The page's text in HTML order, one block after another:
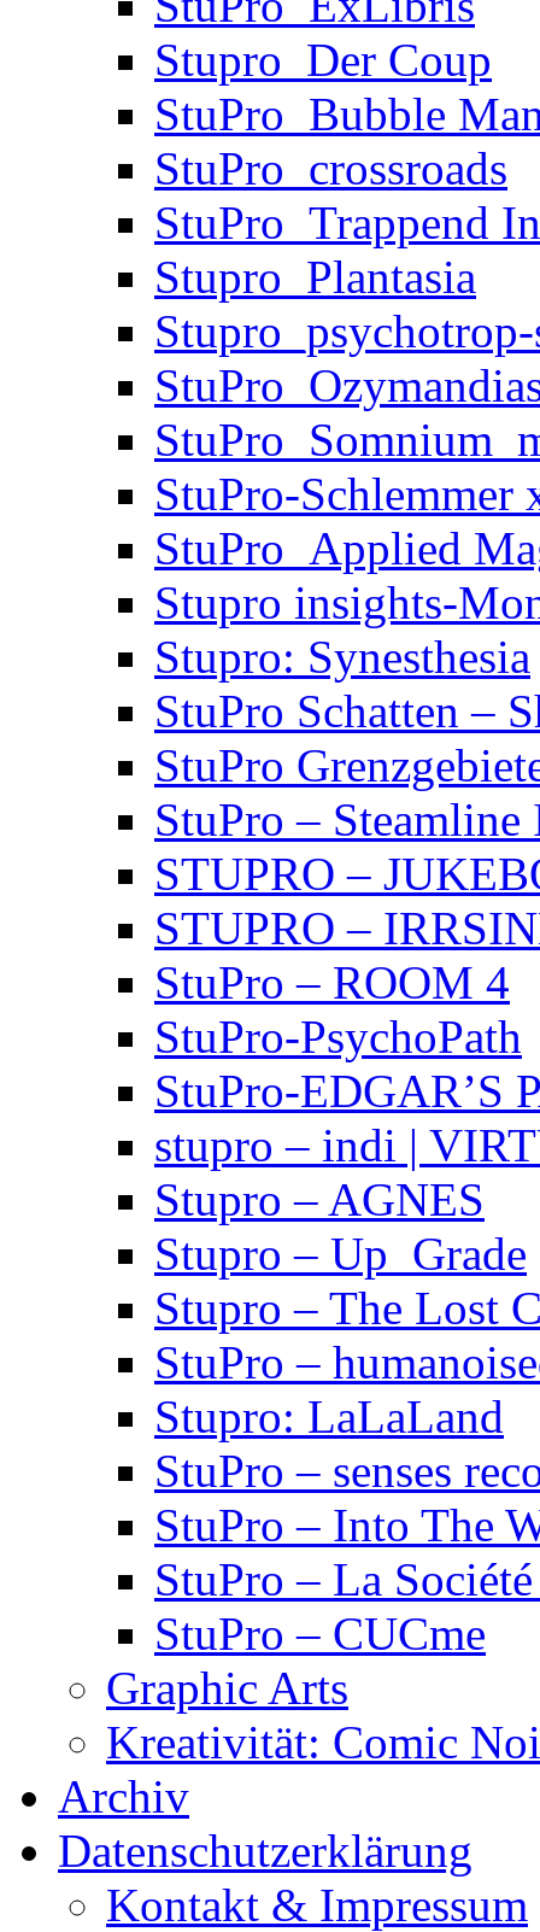
Stupro_Der Coup
StuPro_Bubble
StuPro_crossroads
StuPro_Trappend
Stupro_Plantasia
StuPro-Schlemmer
StuPro_Applied
Stupro insights-
Stupro: Synesthesia
StuPro Schatten –
StuPro
StuPro – Steamline
STUPRO –
STUPRO –
StuPro – ROOM 4
StuPro-PsychoPath
StuPro-EDGAR’S
stupro – indi |
Stupro – AGNES
Stupro – Up_Grade
Stupro – The Lost
StuPro –
Stupro: LaLaLand
StuPro – senses
StuPro – Into The
StuPro – La
StuPro – CUCme
Graphic Arts
Kreativität: Comic
Archiv
Datenschutzerklärung
Kontakt & Impressum